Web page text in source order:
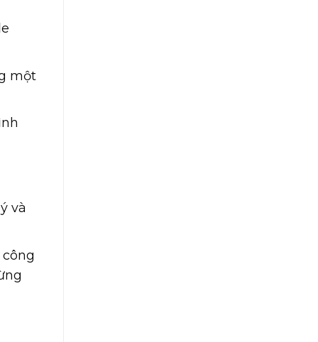
một
và